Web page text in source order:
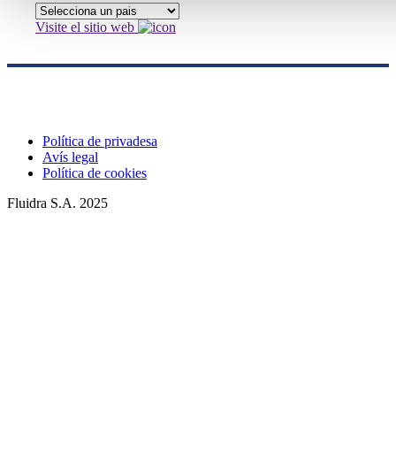
Visite el sitio web
Política de privadesa
Avís legal
Política de cookies
Fluidra S.A. 2025